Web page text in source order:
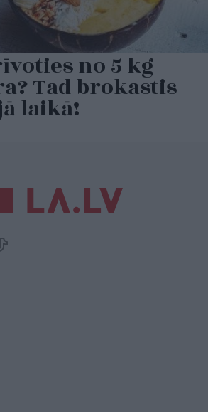
no 5 kg
Tad brokastis
laikā!